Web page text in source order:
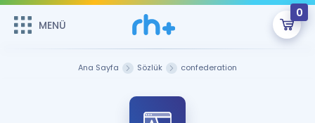
MENÜ
0
Sepetin Şu An Boş.
MENÜ
Ana Sayfa Sözlük confederation